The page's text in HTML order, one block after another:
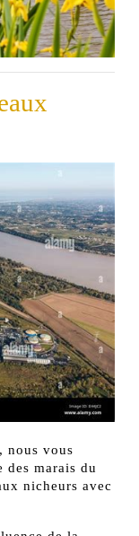
nous vous
des marais du
nicheurs avec